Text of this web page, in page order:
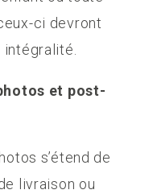
ci devront
et post-
s’étend de
livraison ou